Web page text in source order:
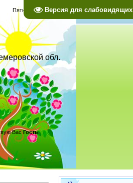
Версия для слабовидящих
Пятница, 07.08.2026, 22:39
обл.
Вас Гость